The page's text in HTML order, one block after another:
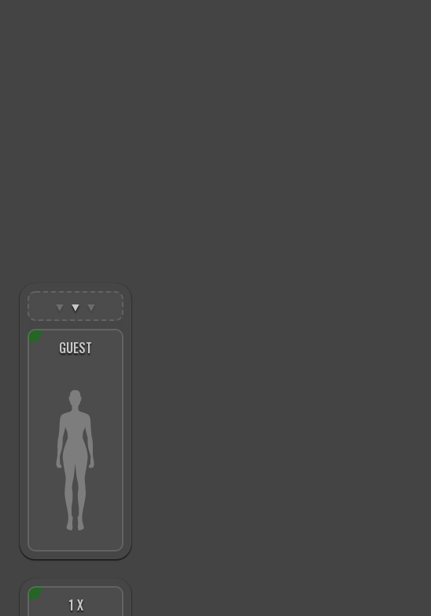
▼ ▼ ▼
GUEST
1 X